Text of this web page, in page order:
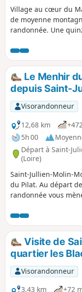
Village au cœur du
de moyenne
randonnée. Une
relation avec les
constructions ont
installer des ateliers.
TOUS LES
RANDONNEES vous
l'emplacement sur le
Le Menhir
depuis Saint-
Visorandonneur
12,68 km
5h 00
Départ à Saint-
(Loire)
Saint-Jullien-Molin-
du Pilat. Au départ
randonnée vous
Colombier, vous
autre, de jolies vues
s'offriront à vous.
Visite de
quartier les
Visorandonneur
3,43 km
+72